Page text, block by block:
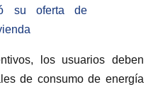
su oferta de
los usuarios deben
de consumo de energía